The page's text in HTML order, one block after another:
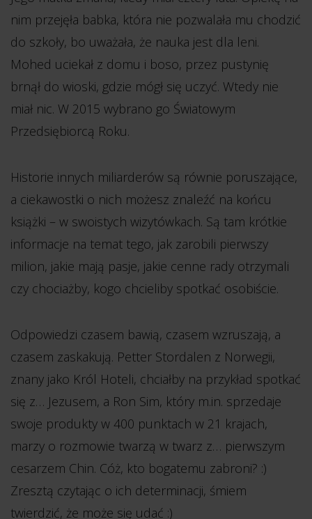
nim przejęła babka, która nie pozwalała mu chodzić
do szkoły, bo uważała, że nauka jest dla leni.
Mohed uciekał z domu i boso, przez pustynię
brnął do wioski, gdzie mógł się uczyć. Wtedy nie
miał nic. W 2015 wybrano go Światowym
Przedsiębiorcą Roku.
Historie innych miliarderów są równie poruszające,
a ciekawostki o nich możesz znaleźć na końcu
książki – w swoistych wizytówkach. Są tam krótkie
informacje na temat tego, jak zarobili pierwszy
milion, jakie mają pasje, jakie cenne rady otrzymali
czy chociażby, kogo chcieliby spotkać osobiście.
Odpowiedzi czasem bawią, czasem wzruszają, a
czasem zaskakują. Petter Stordalen z Norwegii,
znany jako Król Hoteli, chciałby na przykład spotkać
się z… Jezusem, a Ron Sim, który m.in. sprzedaje
swoje produkty w 400 punktach w 21 krajach,
marzy o rozmowie twarzą w twarz z… pierwszym
cesarzem Chin. Cóż, kto bogatemu zabroni? :)
Zresztą czytając o ich determinacji, śmiem
twierdzić, że może się udać :)